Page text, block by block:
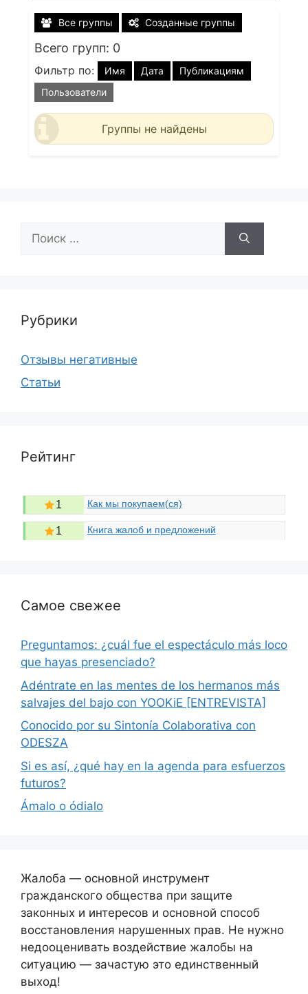
Все группы Созданные группы
Всего групп: 0
Фильтр по: Имя Дата
Публикациям
Пользователи
Группы не найдены
Рубрики
Отзывы негативные
Статьи
Рейтинг
1 Как мы покупаем(ся)
1 Книга жалоб и предложений
Самое свежее
Preguntamos: ¿cuál fue el espectáculo más loco
que hayas presenciado?
Adéntrate en las mentes de los hermanos más
salvajes del bajo con YOOKiE [ENTREVISTA]
Conocido por su Sintonía Colaborativa con
ODESZA
Si es así, ¿qué hay en la agenda para esfuerzos
futuros?
Ámalo o ódialo
Жалоба — основной инструмент
гражданского общества при защите
законных и интересов и основной способ
восстановления нарушенных прав. Не нужно
недооценивать воздействие жалобы на
ситуацию — зачастую это единственный
выход!